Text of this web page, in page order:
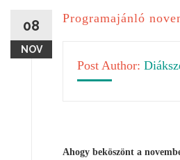
08
NOV
Programajánló
Post Author:
Ahogy beköszönt a